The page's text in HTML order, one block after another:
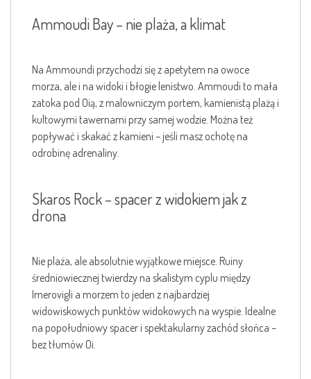
Ammoudi Bay – nie plaża, a klimat
Na Ammoundi przychodzi się z apetytem na owoce
morza, ale i na widoki i błogie lenistwo. Ammoudi to mała
zatoka pod Oią, z malowniczym portem, kamienistą plażą i
kultowymi tawernami przy samej wodzie. Można też
popływać i skakać z kamieni – jeśli masz ochotę na
odrobinę adrenaliny.
Skaros Rock – spacer z widokiem jak z
drona
Nie plaża, ale absolutnie wyjątkowe miejsce. Ruiny
średniowiecznej twierdzy na skalistym cyplu między
Imerovigli a morzem to jeden z najbardziej
widowiskowych punktów widokowych na wyspie. Idealne
na popołudniowy spacer i spektakularny zachód słońca –
bez tłumów Oi.